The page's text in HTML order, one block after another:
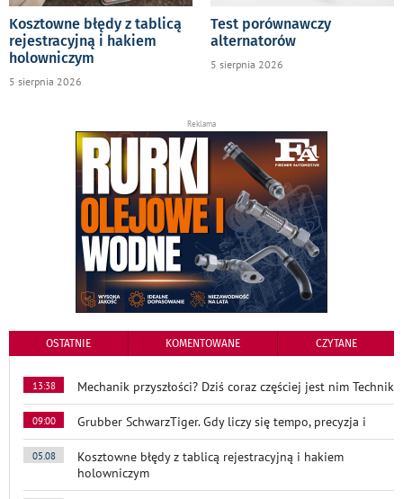
Kosztowne błędy z tablicą
rejestracyjną i hakiem
holowniczym
5 sierpnia 2026
Test porównawczy
alternatorów
5 sierpnia 2026
Reklama
OSTATNIE KOMENTOWANE CZYTANE
13:38 Mechanik przyszłości? Dziś coraz częściej jest nim Technik
09:00 Grubber SchwarzTiger. Gdy liczy się tempo, precyzja i
05.08
Kosztowne błędy z tablicą rejestracyjną i hakiem
holowniczym